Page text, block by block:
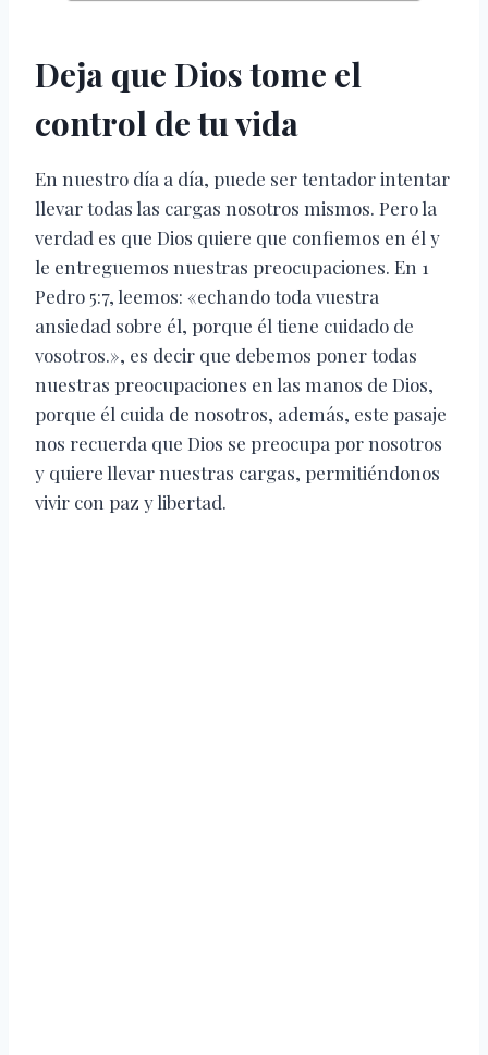
Deja que Dios tome el
control de tu vida
En nuestro día a día, puede ser tentador intentar
llevar todas las cargas nosotros mismos. Pero la
verdad es que Dios quiere que confiemos en él y
le entreguemos nuestras preocupaciones. En 1
Pedro 5:7, leemos: «echando toda vuestra
ansiedad sobre él, porque él tiene cuidado de
vosotros.», es decir que debemos poner todas
nuestras preocupaciones en las manos de Dios,
porque él cuida de nosotros, además, este pasaje
nos recuerda que Dios se preocupa por nosotros
y quiere llevar nuestras cargas, permitiéndonos
vivir con paz y libertad.